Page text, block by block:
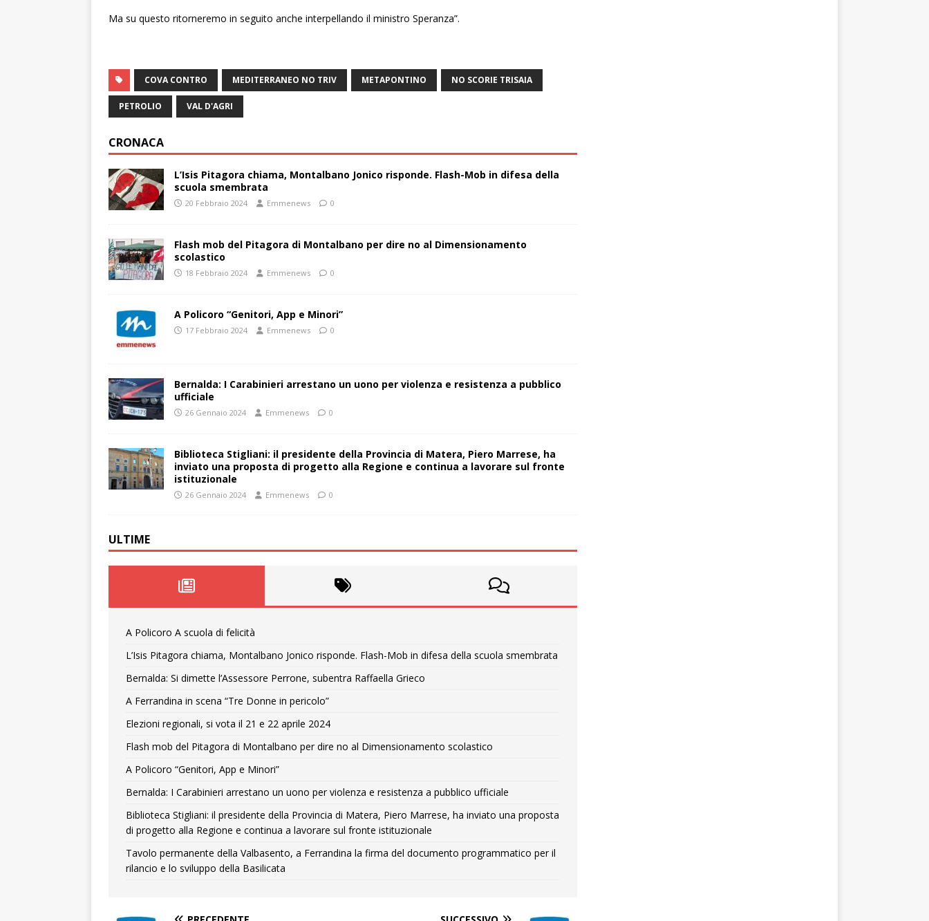
Ma su questo ritorneremo in seguito anche interpellando il ministro Speranza”.
COVA CONTRO MEDITERRANEO NO TRIV METAPONTINO NO SCORIE TRISAIA
PETROLIO VAL D'AGRI
CRONACA
L’Isis Pitagora chiama, Montalbano Jonico risponde. Flash-Mob in difesa della
scuola smembrata
20 Febbraio 2024 Emmenews 0
Flash mob del Pitagora di Montalbano per dire no al Dimensionamento
scolastico
18 Febbraio 2024 Emmenews 0
A Policoro “Genitori, App e Minori”
17 Febbraio 2024 Emmenews 0
Bernalda: I Carabinieri arrestano un uono per violenza e resistenza a pubblico
ufficiale
26 Gennaio 2024 Emmenews 0
Biblioteca Stigliani: il presidente della Provincia di Matera, Piero Marrese, ha
inviato una proposta di progetto alla Regione e continua a lavorare sul fronte
istituzionale
26 Gennaio 2024 Emmenews 0
ULTIME
A Policoro A scuola di felicità
L’Isis Pitagora chiama, Montalbano Jonico risponde. Flash-Mob in difesa della scuola smembrata
Bernalda: Si dimette l’Assessore Perrone, subentra Raffaella Grieco
A Ferrandina in scena “Tre Donne in pericolo”
Elezioni regionali, si vota il 21 e 22 aprile 2024
Flash mob del Pitagora di Montalbano per dire no al Dimensionamento scolastico
A Policoro “Genitori, App e Minori”
Bernalda: I Carabinieri arrestano un uono per violenza e resistenza a pubblico ufficiale
Biblioteca Stigliani: il presidente della Provincia di Matera, Piero Marrese, ha inviato una proposta
di progetto alla Regione e continua a lavorare sul fronte istituzionale
Tavolo permanente della Valbasento, a Ferrandina la firma del documento programmatico per il
rilancio e lo sviluppo della Basilicata